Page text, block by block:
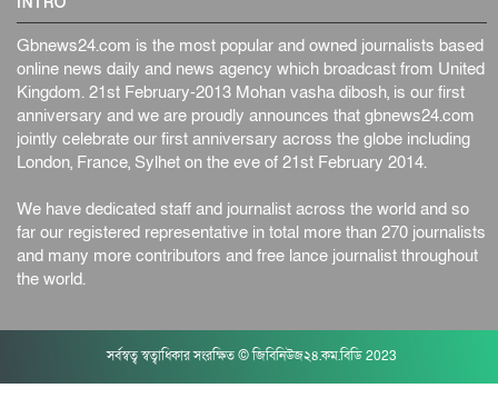
Gbnews24.com is the most popular and owned journalists based
online news daily and news agency which broadcast from United
Kingdom. 21st February-2013 Mohan vasha dibosh, is our first
anniversary and we are proudly announces that gbnews24.com
jointly celebrate our first anniversary across the globe including
London, France, Sylhet on the eve of 21st February 2014.
We have dedicated staff and journalist across the world and so
far our registered representative in total more than 270 journalists
and many more contributors and free lance journalist throughout
the world.
সর্বস্বত্ব স্বত্বাধিকার সংরক্ষিত © জিবিনিউজ২৪.কম.বিডি 2023